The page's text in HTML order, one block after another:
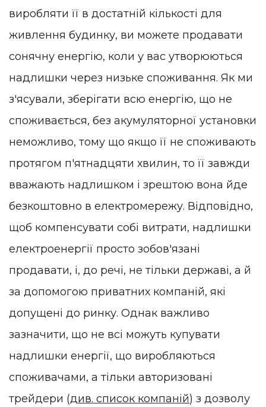
виробляти її в достатній кількості для
живлення будинку, ви можете продавати
сонячну енергію, коли у вас утворюються
надлишки через низьке споживання. Як ми
з'ясували, зберігати всю енергію, що не
споживається, без акумуляторної установки
неможливо, тому що якщо її не споживають
протягом п'ятнадцяти хвилин, то її завжди
вважають надлишком і зрештою вона йде
безкоштовно в електромережу. Відповідно,
щоб компенсувати собі витрати, надлишки
електроенергії просто зобов'язані
продавати, і, до речі, не тільки державі, а й
за допомогою приватних компаній, які
допущені до ринку. Однак важливо
зазначити, що не всі можуть купувати
надлишки енергії, що виробляються
споживачами, а тільки авторизовані
трейдери (див. список компаній) з дозволу